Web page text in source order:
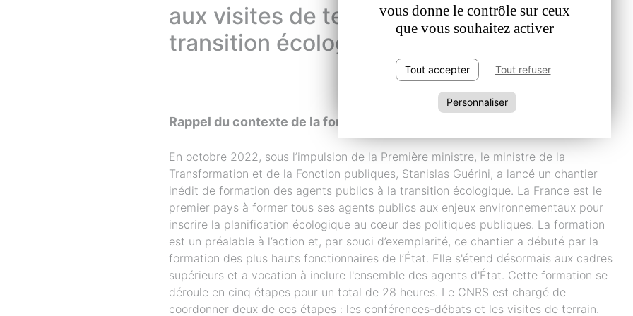
aux visites de terrain de la formation à la
transition écologique en région Sud
Rappel du contexte de la formation
En octobre 2022, sous l’impulsion de la Première ministre, le ministre de la
Transformation et de la Fonction publiques, Stanislas Guérini, a lancé un chantier
inédit de formation des agents publics à la transition écologique. La France est le
premier pays à former tous ses agents publics aux enjeux environnementaux pour
inscrire la planification écologique au cœur des politiques publiques. La formation
est un préalable à l’action et, par souci d’exemplarité, ce chantier a débuté par la
formation des plus hauts fonctionnaires de l’État. Elle s'étend désormais aux cadres
supérieurs et a vocation à inclure l'ensemble des agents d'État. Cette formation se
déroule en cinq étapes pour un total de 28 heures. Le CNRS est chargé de
coordonner deux de ces étapes : les conférences-débats et les visites de terrain.
vous donne le contrôle sur ceux
que vous souhaitez activer
Tout accepter Tout refuser
Personnaliser